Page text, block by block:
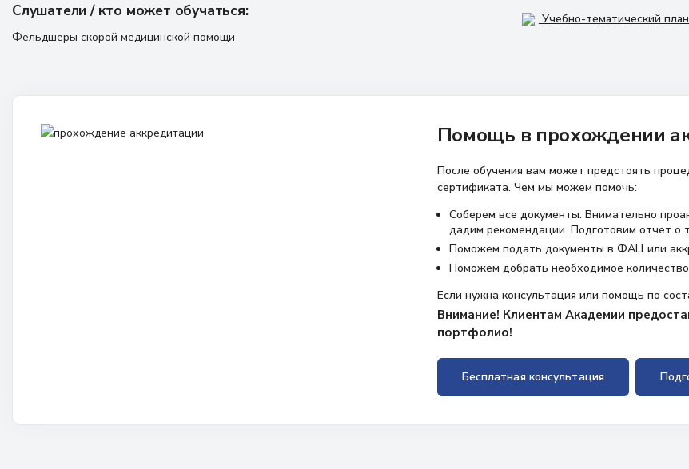
Слушатели / кто может обучаться:
Фельдшеры скорой медицинской помощи
Учебно-тематический
Помощь в прохождении
После обучения вам может предстоять
сертификата. Чем мы можем помочь:
Соберем все документы. Внимательно
дадим рекомендации. Подготовим отчет о
Поможем подать документы в ФАЦ или
Поможем добрать необходимое
Если нужна консультация или помощь по
Внимание! Клиентам Академии
портфолио!
Бесплатная консультация